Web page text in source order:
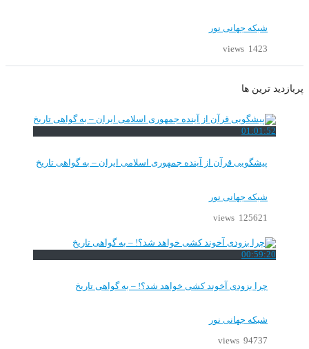
شبکه جهانی نور
1423 views
پربازدید ترین ها
01:01:52
پیشگویی قرآن از آینده جمهوری اسلامی ایران – به گواهی تاریخ
شبکه جهانی نور
125621 views
00:59:20
چرا بزودی آخوند کشی خواهد شد؟! – به گواهی تاریخ
شبکه جهانی نور
94737 views